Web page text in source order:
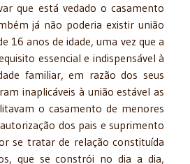
que está vedado o casamento
já não poderia existir união
16 anos de idade, uma vez que a
essencial e indispensável à
familiar, em razão dos seus
inaplicáveis à união estável as
o casamento de menores
dos pais e suprimento
se tratar de relação constituída
que se constrói no dia a dia,